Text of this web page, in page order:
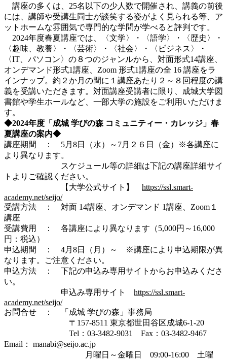
講座の多くは、25名以下の少人数で開催され、講義の前後
には、講師や受講生同士が談笑する姿がよく見られる等、ア
ットホームな雰囲気で専門的な学問が学べると評判です。
2024年度春夏講座では、〈文学〉・〈語学〉・〈歴史〉・
〈趣味、教養〉・〈芸術〉・〈社会〉・〈ビジネス〉・
〈IT、パソコン〉の８つのジャンルから、対面形式14講座、
オンデマンド形式1講座、Zoom 形式1講座の全 16 講座をラ
インナップ。約２か月の間に１講座あたり２～８回程度の講
義を受講いただきます。対面講座受講者に限り、成城大学図
書館や学生ホールなど、一部大学の施設をご利用いただけま
す。
◆2024年度「成城 学びの森 コミュニティー・カレッジ」春
夏講座の案内◆
講座期間 ： 5月8日（水）～7月２６日（金）※各講座に
より異なります。
スケジュール等の詳細は下記の講座詳細サイ
トよりご確認ください。
【大学公式サイト】 https://ssl.smart-
academy.net/seijo/
受講方法 ： 対面 14講座、オンデマンド 1講座、Zoom１
講座
受講費用 ： 各講座により異なります（5,000円～16,000
円：税込）
申込期間 ： 4月8日（月）～ ※講座により申込期限が異
なります。ご注意ください。
申込方法 ： 下記の申込み専用サイトからお申込みくださ
い。
申込み専用サイト https://ssl.smart-
academy.net/seijo/
お問合せ ： 「成城 学びの森」事務局
〒157-8511 東京都世田谷区成城6-1-20
Tel：03-3482-9031 Fax：03-3482-9467
Email： manabi@seijo.ac.jp
月曜日～金曜日 09:00-16:00 土曜